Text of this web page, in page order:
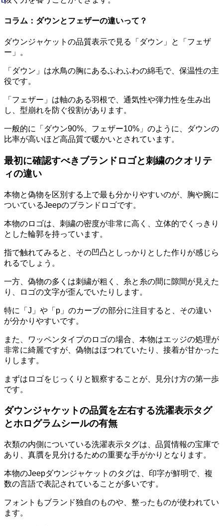
コラム：ダウンとフェザーの違いって？
ダウンジャケットの品質表示で見る「ダウン」と「フェザ
ー」。
「ダウン」は水鳥の胸にあるふわふわの綿毛で、保温性の主
役です。
「フェザー」は軸のある羽根で、通気性や弾力性を生み出
し、型崩れを防ぐ役割があります。
一般的に「ダウン90%、フェザー10%」のように、ダウンの
比率が高いほど高品質で暖かいとされています。
最初に確認すべきブランドロゴと刺繍のクオリテ
ィの違い
本物と偽物を区別する上で最も分かりやすいのが、胸や腕に
ついているJeepのブランドロゴです。
本物のロゴは、刺繍の密度が非常に高く、立体的でくっきり
とした輪郭を持っています。
指で触れてみると、その凹凸としっかりとした作りが感じら
れるでしょう。
一方、偽物の多くは刺繍が粗く、糸と糸の間に隙間が見えた
り、
ロゴの文字が歪んでいたり します。
特に「J」や「p」のカーブの部分に注目すると、その違い
が分かりやすいです。
また、ワッペンタイプのロゴの場合、 本物はエッジの処理が
非常に綺麗ですが、偽物はほつれていたり、接着が甘かった
りします。
まずはロゴをじっくりと観察することが、見分け方の第一歩
です。
ダウンジャケットの品質を左右する洗濯表示タグ
とホログラムシールの有無
衣類の内側についている洗濯表示タグは、品質情報の宝庫で
あり、 真贋を見分けるための重要な手がかり となります。
本物のJeepダウンジャケットのタグは、印字が鮮明で、複
数の言語で表記されていることが多いです。
フォントもブランド独自のものや、整ったものが使われてい
ます。